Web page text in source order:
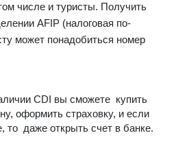
числе и туристы. Получить
AFIP (налоговая по-
может понадобиться номер
CDI вы сможете купить
оформить страховку, и если
то даже открыть счет в банке.